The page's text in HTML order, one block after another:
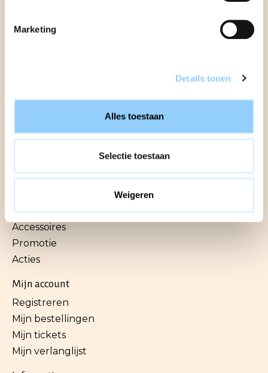
Marketing
Details tonen
Alles toestaan
Selectie toestaan
Weigeren
Categorieën
Schoonmaakartikelen
Textielspray
Accessoires
Promotie
Acties
Mijn account
Registreren
Mijn bestellingen
Mijn tickets
Mijn verlanglijst